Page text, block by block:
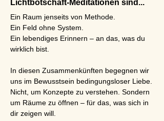
Lichtbotschaft-Meditationen sind...
Ein Raum jenseits von Methode.
Ein Feld ohne System.
Ein lebendiges Erinnern – an das, was du
wirklich bist.
In diesen Zusammenkünften begegnen wir
uns im Bewusstsein bedingungsloser Liebe.
Nicht, um Konzepte zu verstehen. Sondern
um Räume zu öffnen – für das, was sich in
dir zeigen will.